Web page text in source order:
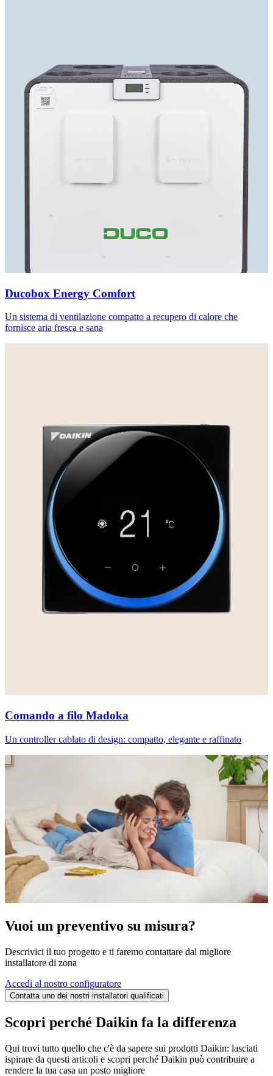
Ducobox Energy Comfort
Un sistema di ventilazione compatto a recupero di calore che
fornisce aria fresca e sana
Comando a filo Madoka
Un controller cablato di design: compatto, elegante e raffinato
Vuoi un preventivo su misura?
Descrivici il tuo progetto e ti faremo contattare dal migliore
installatore di zona
Accedi al nostro configuratore
Contatta uno dei nostri installatori qualificati
Scopri perché Daikin fa la differenza
Qui trovi tutto quello che c'è da sapere sui prodotti Daikin: lasciati
ispirare da questi articoli e scopri perché Daikin può contribuire a
rendere la tua casa un posto migliore